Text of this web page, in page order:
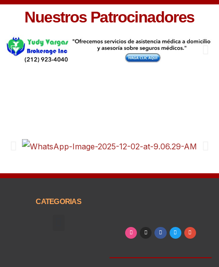
Nuestros Patrocinadores
CATEGORIAS